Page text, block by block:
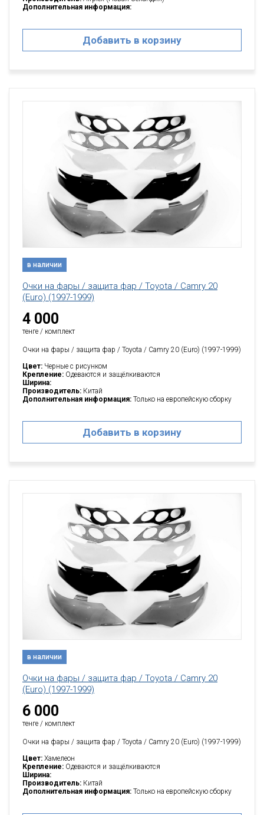
Дополнительная информация:
Добавить в корзину
в наличии
Очки на фары / защита фар / Toyota / Camry 20
(Еuro) (1997-1999)
4 000
тенге / комплект
Очки на фары / защита фар / Toyota / Camry 20 (Еuro) (1997-1999)
Цвет: Черные с рисунком
Крепление: Одеваются и защёлкиваются
Ширина:
Производитель: Китай
Дополнительная информация: Только на европейскую сборку
Добавить в корзину
в наличии
Очки на фары / защита фар / Toyota / Camry 20
(Еuro) (1997-1999)
6 000
тенге / комплект
Очки на фары / защита фар / Toyota / Camry 20 (Еuro) (1997-1999)
Цвет: Хамелеон
Крепление: Одеваются и защёлкиваются
Ширина:
Производитель: Китай
Дополнительная информация: Только на европейскую сборку